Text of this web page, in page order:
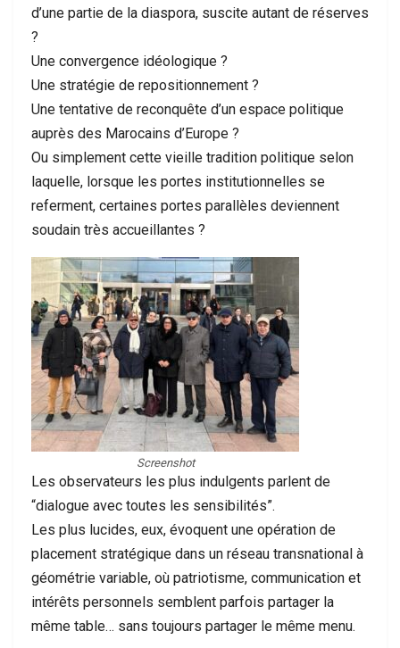
d’une partie de la diaspora, suscite autant de réserves
?
Une convergence idéologique ?
Une stratégie de repositionnement ?
Une tentative de reconquête d’un espace politique
auprès des Marocains d’Europe ?
Ou simplement cette vieille tradition politique selon
laquelle, lorsque les portes institutionnelles se
referment, certaines portes parallèles deviennent
soudain très accueillantes ?
Screenshot
Les observateurs les plus indulgents parlent de
“dialogue avec toutes les sensibilités”.
Les plus lucides, eux, évoquent une opération de
placement stratégique dans un réseau transnational à
géométrie variable, où patriotisme, communication et
intérêts personnels semblent parfois partager la
même table… sans toujours partager le même menu.